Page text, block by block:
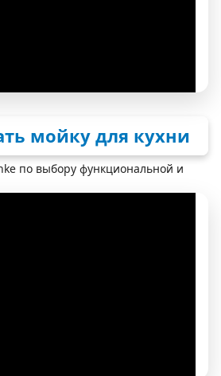
мойку для кухни
по выбору функциональной и